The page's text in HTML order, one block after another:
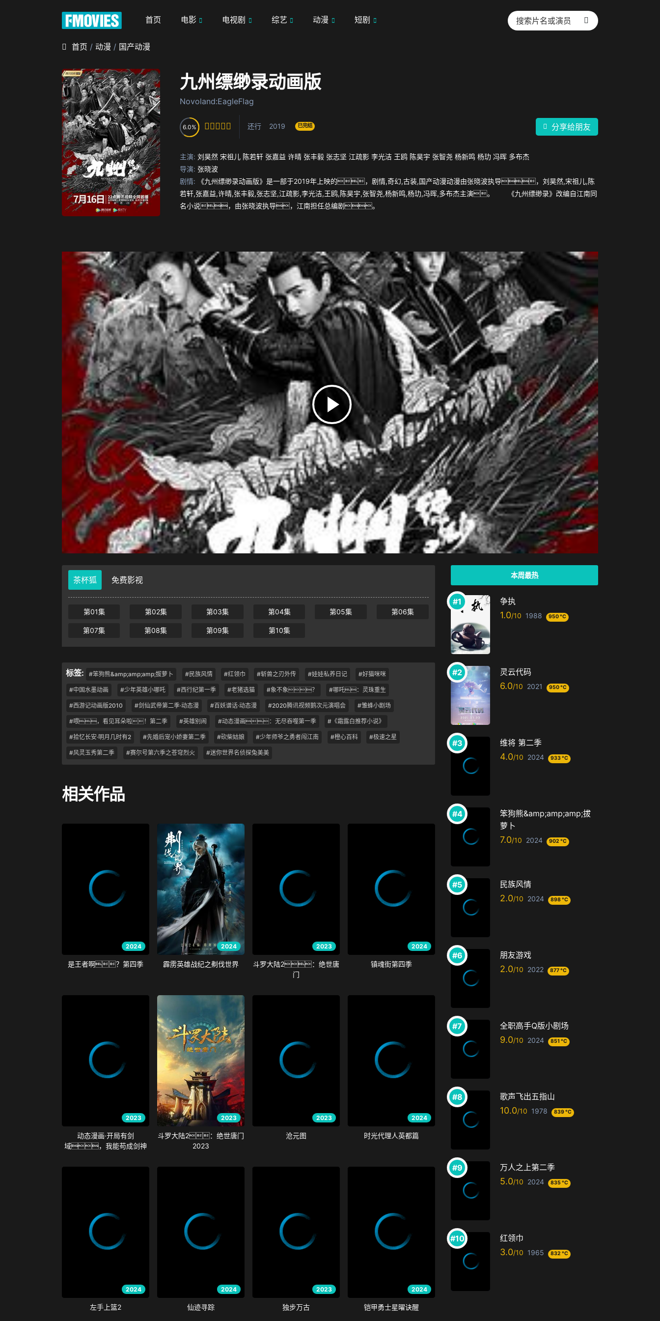
首页 电影 电视剧 综艺 动漫 短剧
首页 / 动漫 / 国产动漫
九州缥缈录动画版
Novoland:EagleFlag
6.0 还行 2019 已完结 分享给朋友
主演: 刘昊然 宋祖儿 陈若轩 张嘉益 许晴 张丰毅 张志坚 江疏影 李光洁 王鸥 陈昊宇 张智尧 杨新鸣 杨玏 冯晖 多布杰
导演: 张晓波
剧情: 《九州缥缈录动画版》是一部于2019年上映的，剧情,奇幻,古装,国产动漫动漫由张晓波执导，刘昊然,宋祖儿,陈
若轩,张嘉益,许晴,张丰毅,张志坚,江疏影,李光洁,王鸥,陈昊宇,张智尧,杨新鸣,杨玏,冯晖,多布杰主演。 《九州缥缈录》改编自江南同
名小说，由张晓波执导，江南担任总编剧。
茶杯狐 免费影视
第01集 第02集 第03集 第04集 第05集 第06集
第07集 第08集 第09集 第10集
标签: #笨狗熊&amp;amp;amp;拔萝卜 #民族风情 #红领巾 #斩兽之刃外传 #娃娃私养日记 #好猫咪咪
#中国水墨动画 #少年英雄小哪吒 #西行纪第一季 #老猪选猫 #象不象？ #哪吒：灵珠重生
#西游记动画版2010 #剑仙武帝第二季·动态漫 #百妖谱话·动态漫 #2020腾讯视频鹅次元演唱会 #雏蜂小剧场
#喂，看见耳朵啦！第二季 #英雄别闹 #动态漫画：无尽吞噬第一季 #《霜露白推荐小说》
#拾忆长安·明月几时有2 #先婚后宠小娇妻第二季 #砍柴姑娘 #少年师爷之勇者闯江南 #橙心百科 #极速之星
#风灵玉秀第二季 #赛尔号第六季之苍穹烈火 #迷你世界名侦探兔美美
相关作品
2024
是王者啊？第四季
2024
霹雳英雄战纪之刜伐世界
2023
斗罗大陆2：绝世唐
门
2024
镇魂街第四季
2023
动态漫画·开局有剑
域，我能苟成剑神
2023
斗罗大陆2：绝世唐门
2023
2023
沧元图
2024
时光代理人英都篇
2024
左手上篮2
2024
仙迹寻踪
2023
独步万古
2024
铠甲勇士星曜诀醒
本周最热
争执
1.0 1988 950 °C
灵云代码
6.0 2021 950 °C
维将 第二季
4.0 2024 933 °C
笨狗熊&amp;amp;amp;拔
萝卜
7.0 2024 902 °C
民族风情
2.0 2024 898 °C
朋友游戏
2.0 2022 877 °C
全职高手Q版小剧场
9.0 2024 851 °C
歌声飞出五指山
10.0 1978 839 °C
万人之上第二季
5.0 2024 835 °C
红领巾
3.0 1965 832 °C